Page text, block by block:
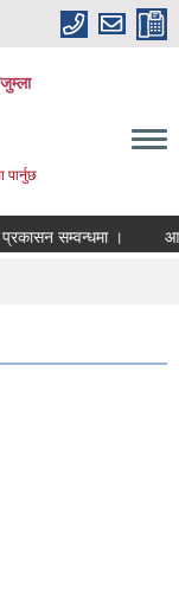
पार्नुछ
सम्वन्धमा । आ